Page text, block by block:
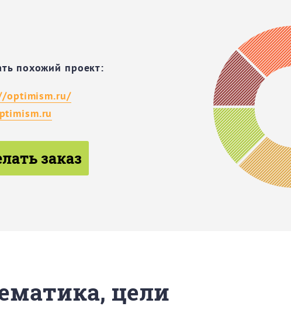
похожий проект:
optimism.ru/
заказ
цели